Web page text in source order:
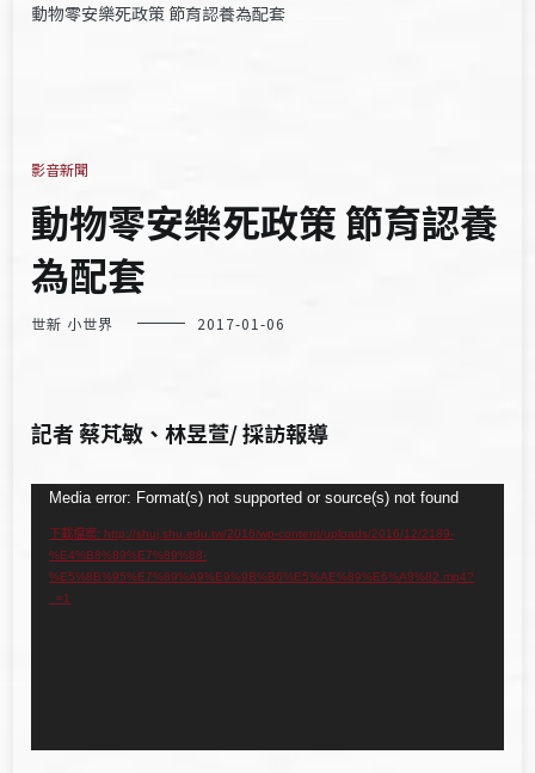
動物零安樂死政策 節育認養為配套
影音新聞
動物零安樂死政策 節育認養
為配套
世新 小世界 2017-01-06
記者 蔡芃敏、林昱萱/ 採訪報導
訊
播
放
Media error: Format(s) not supported or source(s) not found
下載檔案: http://shuj.shu.edu.tw/2016/wp-content/uploads/2016/12/2189-
%E4%B8%89%E7%89%88-
%E5%8B%95%E7%89%A9%E9%9B%B6%E5%AE%89%E6%A8%82.mp4?
_=1